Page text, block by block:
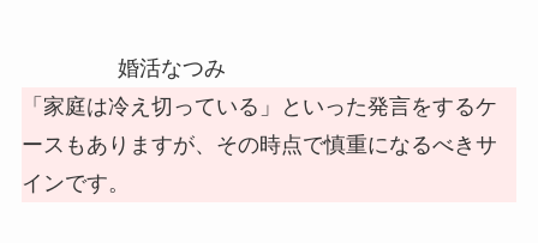
婚活なつみ
「家庭は冷え切っている」といった発言をするケ
ースもありますが、その時点で慎重になるべきサ
インです。